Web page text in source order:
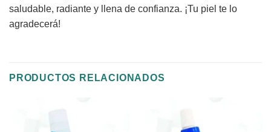
saludable, radiante y llena de confianza. ¡Tu piel te lo
agradecerá!
PRODUCTOS RELACIONADOS